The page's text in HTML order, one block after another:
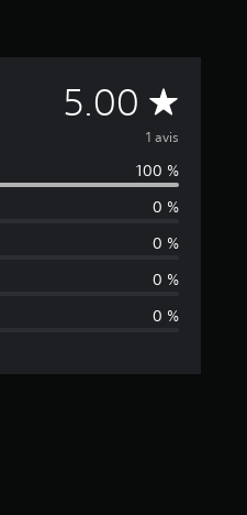
5.00 M
o
y
e
n
n
e
1 avis
100 %
0 %
0 %
0 %
0 %